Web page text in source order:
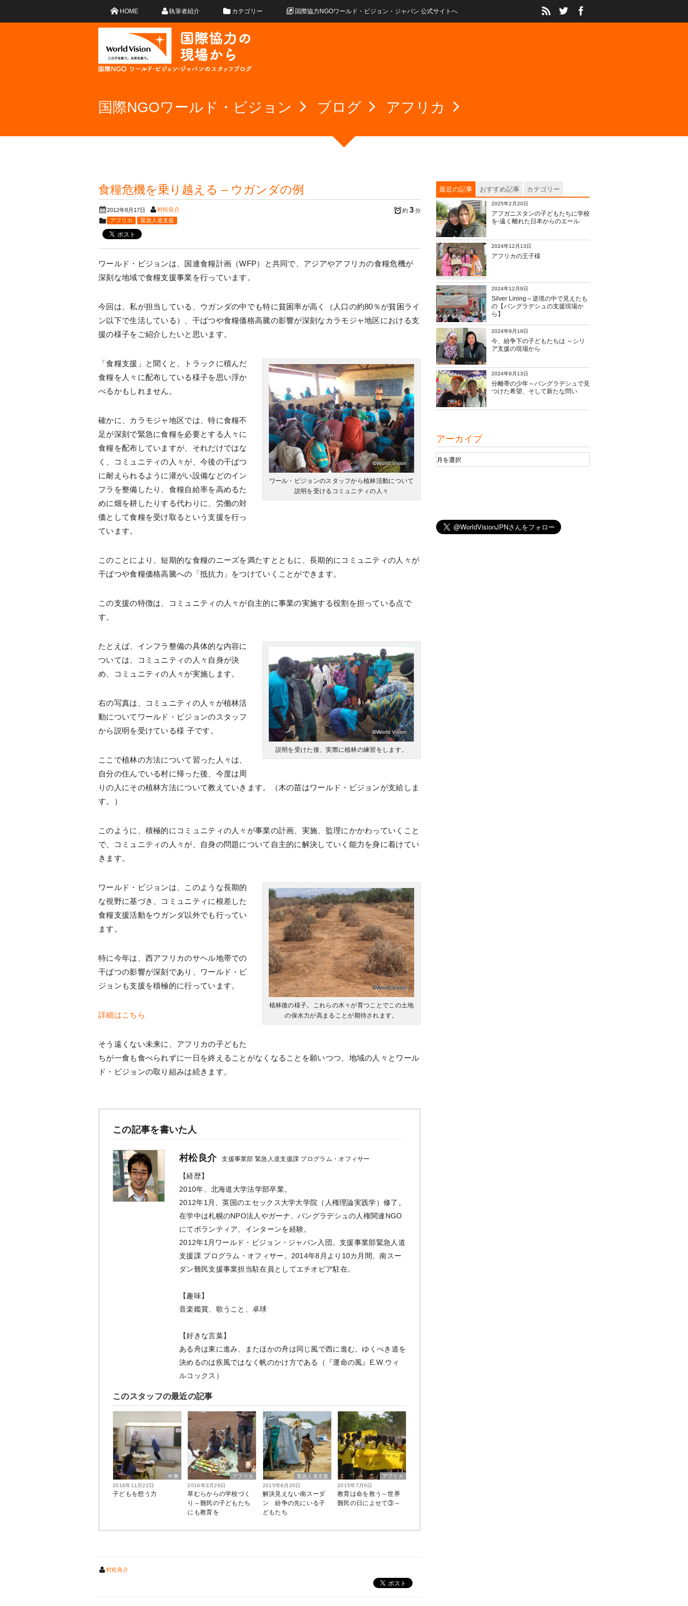
HOME 執筆者紹介 カテゴリー 国際協力NGOワールド・ビジョン・ジャパン 公式サイトへ
国際NGOワールド・ビジョン ブログ アフリカ
食糧危機を乗り越える – ウガンダの例
2012年8月17日 村松良介 約 3 分
アフリカ
緊急人道支援
ワールド・ビジョンは、国連食糧計画（WFP）と共同で、アジアやアフリカの食糧危機が
深刻な地域で食糧支援事業を行っています。
今回は、私が担当している、ウガンダの中でも特に貧困率が高く（人口の約80％が貧困ライ
ン以下で生活している）、干ばつや食糧価格高騰の影響が深刻なカラモジャ地区における支
援の様子をご紹介したいと思います。
ワール・ビジョンのスタッフから植林活動について
説明を受けるコミュニティの人々
「食糧支援」と聞くと、トラックに積んだ
食糧を人々に配布している様子を思い浮か
べるかもしれません。
確かに、カラモジャ地区では、特に食糧不
足が深刻で緊急に食糧を必要とする人々に
食糧を配布していますが、それだけではな
く、コミュニティの人々が、今後の干ばつ
に耐えられるように灌がい設備などのイン
フラを整備したり、食糧自給率を高めるた
めに畑を耕したりする代わりに、労働の対
価として食糧を受け取るという支援を行っ
ています。
このことにより、短期的な食糧のニーズを満たすとともに、長期的にコミュニティの人々が
干ばつや食糧価格高騰への「抵抗力」をつけていくことができます。
この支援の特徴は、コミュニティの人々が自主的に事業の実施する役割を担っている点で
す。
説明を受けた後、実際に植林の練習をします。
たとえば、インフラ整備の具体的な内容に
ついては、コミュニティの人々自身が決
め、コミュニティの人々が実施します。
右の写真は、コミュニティの人々が植林活
動についてワールド・ビジョンのスタッフ
から説明を受けている様 子です。
ここで植林の方法について習った人々は、
自分の住んでいる村に帰った後、今度は周
りの人にその植林方法について教えていきます。（木の苗はワールド・ビジョンが支給しま
す。）
このように、積極的にコミュニティの人々が事業の計画、実施、監理にかかわっていくこと
で、コミュニティの人々が、自身の問題について自主的に解決していく能力を身に着けてい
きます。
植林後の様子。これらの木々が育つことでこの土地
の保水力が高まることが期待されます。
ワールド・ビジョンは、このような長期的
な視野に基づき、コミュニティに根差した
食糧支援活動をウガンダ以外でも行ってい
ます。
特に今年は、西アフリカのサヘル地帯での
干ばつの影響が深刻であり、ワールド・ビ
ジョンも支援を積極的に行っています。
詳細はこちら
そう遠くない未来に、アフリカの子どもた
ちが一食も食べられずに一日を終えることがなくなることを願いつつ、地域の人々とワール
ド・ビジョンの取り組みは続きます。
この記事を書いた人
村松良介 支援事業部 緊急人道支援課 プログラム・オフィサー
【経歴】
2010年、北海道大学法学部卒業。
2012年1月、英国のエセックス大学大学院（人権理論実践学）修了。
在学中は札幌のNPO法人やガーナ、バングラデシュの人権関連NGO
にてボランティア、インターンを経験。
2012年1月ワールド・ビジョン・ジャパン入団。支援事業部緊急人道
支援課 プログラム・オフィサー。2014年8月より10カ月間、南スー
ダン難民支援事業担当駐在員としてエチオピア駐在。
【趣味】
音楽鑑賞、歌うこと、卓球
【好きな言葉】
ある舟は東に進み、またほかの舟は同じ風で西に進む。ゆくべき道を
決めるのは疾風ではなく帆のかけ方である（『運命の風』E.W.ウィ
ルコックス）
このスタッフの最近の記事
中東
2016年11月22日
子どもを想う力
アフリカ
2016年3月28日
草むらからの学校づく
り～難民の子どもたち
にも教育を
緊急人道支援
2015年8月20日
解決見えない南スーダ
ン 紛争の先にいる子
どもたち
アフリカ
2015年7月6日
教育は命を救う～世界
難民の日によせて③～
村松良介
最近の記事 おすすめ記事 カテゴリー
2025年2月20日
アフガニスタンの子どもたちに学校
を‐遠く離れた日本からのエール
2024年12月13日
アフリカの王子様
2024年12月9日
Silver Lining～逆境の中で見えたも
の【バングラデシュの支援現場か
ら】
2024年9月19日
今、紛争下の子どもたちは ～シリ
ア支援の現場から
2024年8月13日
分離帯の少年～バングラデシュで見
つけた希望、そして新たな問い
アーカイブ